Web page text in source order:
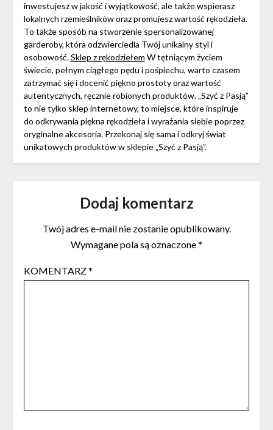
inwestujesz w jakość i wyjątkowość, ale także wspierasz
lokalnych rzemieślników oraz promujesz wartość rękodzieła.
To także sposób na stworzenie spersonalizowanej
garderoby, która odzwierciedla Twój unikalny styl i
osobowość.Sklep z rękodziełem W tętniącym życiem
świecie, pełnym ciągłego pędu i pośpiechu, warto czasem
zatrzymać się i docenić piękno prostoty oraz wartość
autentycznych, ręcznie robionych produktów. „Szyć z Pasją”
to nie tylko sklep internetowy, to miejsce, które inspiruje
do odkrywania piękna rękodzieła i wyrażania siebie poprzez
oryginalne akcesoria. Przekonaj się sama i odkryj świat
unikatowych produktów w sklepie „Szyć z Pasją”.
Dodaj komentarz
Twój adres e-mail nie zostanie opublikowany.
Wymagane pola są oznaczone*
KOMENTARZ*